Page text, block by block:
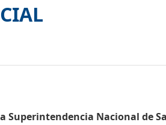
Superintendencia Nacional de